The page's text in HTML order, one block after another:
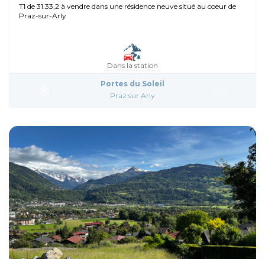
T1 de 31.33,2 à vendre dans une résidence neuve situé au coeur de
Praz-sur-Arly
Dans la station
Portes du Soleil
Praz sur Arly